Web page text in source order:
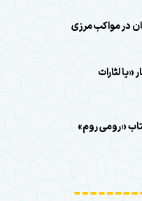
در مواکب مرزی
با شعار «یا لثارات
«رومی روم»